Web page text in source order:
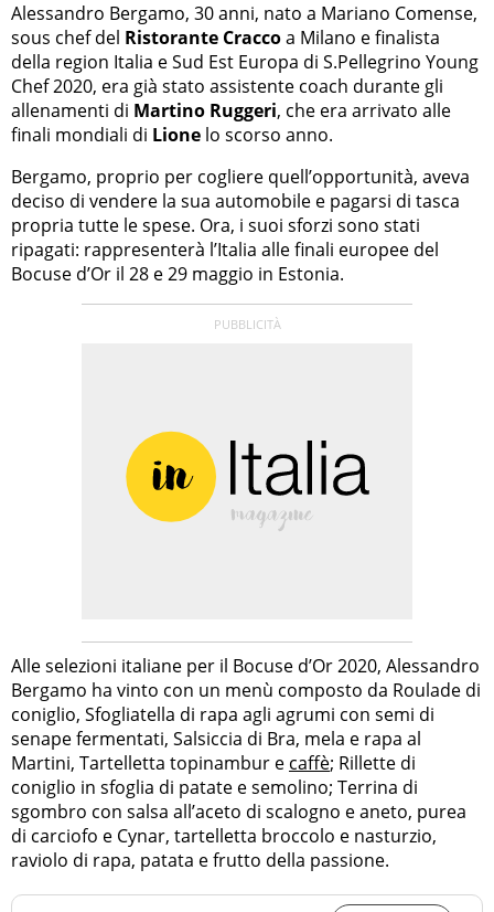
Alessandro Bergamo, 30 anni, nato a Mariano Comense,
sous chef del Ristorante Craccoa Milano e finalista
della region Italia e Sud Est Europa di S.Pellegrino Young
Chef 2020, era già stato assistente coach durante gli
allenamenti di Martino Ruggeri, che era arrivato alle
finali mondiali di Lione lo scorso anno.
Bergamo, proprio per cogliere quell’opportunità, aveva
deciso di vendere la sua automobile e pagarsi di tasca
propria tutte le spese. Ora, i suoi sforzi sono stati
ripagati: rappresenterà l’Italia alle finali europee del
Bocuse d’Or il 28 e 29 maggio in Estonia.
Alle selezioni italiane per il Bocuse d’Or 2020, Alessandro
Bergamo ha vinto con un menù composto da Roulade di
coniglio, Sfogliatella di rapa agli agrumi con semi di
senape fermentati, Salsiccia di Bra, mela e rapa al
Martini, Tartelletta topinambur e caffè; Rillette di
coniglio in sfoglia di patate e semolino; Terrina di
sgombro con salsa all’aceto di scalogno e aneto, purea
di carciofo e Cynar, tartelletta broccolo e nasturzio,
raviolo di rapa, patata e frutto della passione.